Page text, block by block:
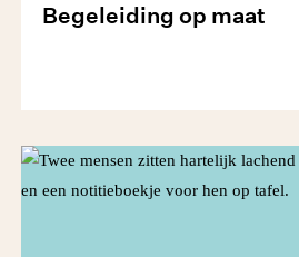
Begeleiding op maat